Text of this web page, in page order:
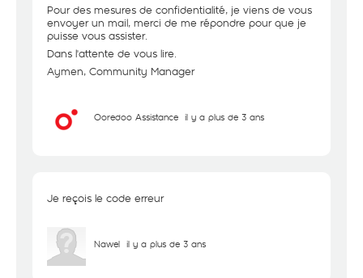
Pour des mesures de confidentialité, je viens de vous
envoyer un mail, merci de me répondre pour que je
puisse vous assister.
Dans l'attente de vous lire.
Aymen, Community Manager
Ooredoo Assistance il y a plus de 3 ans
Je reçois le code erreur
Nawel il y a plus de 3 ans